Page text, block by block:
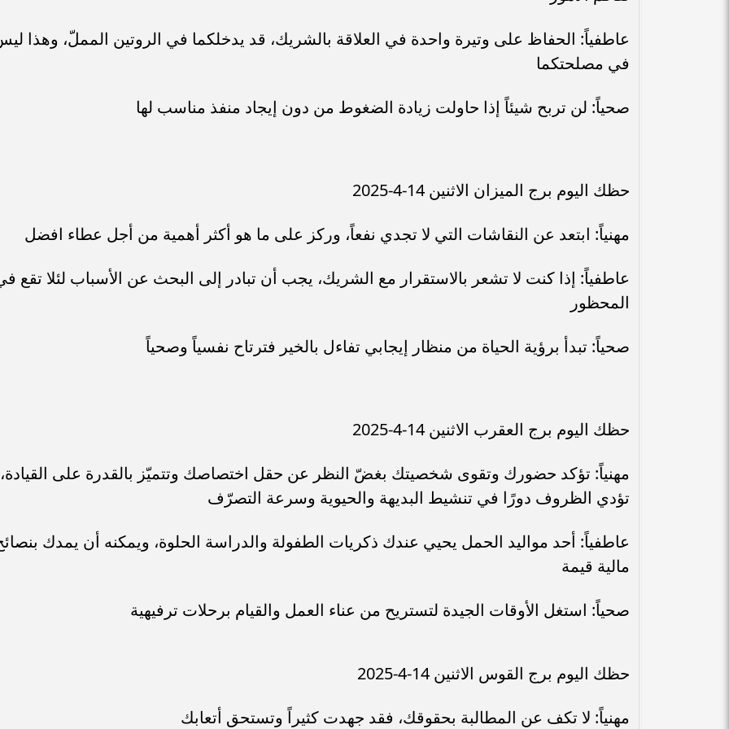
عاطفياً: الحفاظ على وتيرة واحدة في العلاقة بالشريك، قد يدخلكما في الروتين المملّ، وهذا
في مصلحتكما
صحياً: لن تربح شيئاً إذا حاولت زيادة الضغوط من دون إيجاد منفذ مناسب لها
حظك اليوم برج الميزان الاثنين 14-4-2025
مهنياً: ابتعد عن النقاشات التي لا تجدي نفعاً، وركز على ما هو أكثر أهمية من أجل عطاء افضل
عاطفياً: إذا كنت لا تشعر بالاستقرار مع الشريك، يجب أن تبادر إلى البحث عن الأسباب لئلا تقع
المحظور
صحياً: تبدأ برؤية الحياة من منظار إيجابي تفاءل بالخير فترتاح نفسياً وصحياً
حظك اليوم برج العقرب الاثنين 14-4-2025
مهنياً: تؤكد حضورك وتقوى شخصيتك بغضّ النظر عن حقل اختصاصك وتتميّز بالقدرة على القيادة،
تؤدي الظروف دورًا في تنشيط البديهة والحيوية وسرعة التصرّف
عاطفياً: أحد مواليد الحمل يحيي عندك ذكريات الطفولة والدراسة الحلوة، ويمكنه أن يمدك
مالية قيمة
صحياً: استغل الأوقات الجيدة لتستريح من عناء العمل والقيام برحلات ترفيهية
حظك اليوم برج القوس الاثنين 14-4-2025
مهنياً: لا تكف عن المطالبة بحقوقك، فقد جهدت كثيراً وتستحق أتعابك